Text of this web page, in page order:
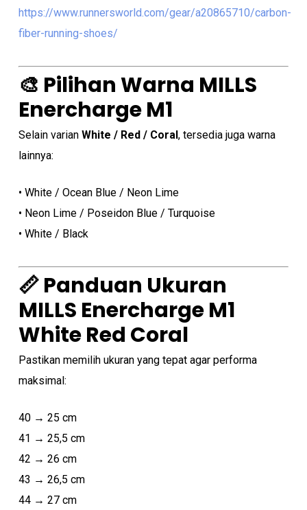
https://www.runnersworld.com/gear/a20865710/carbon-
fiber-running-shoes/
🎨 Pilihan Warna MILLS
Enercharge M1
Selain varian White / Red / Coral , tersedia juga warna
lainnya:
• White / Ocean Blue / Neon Lime
• Neon Lime / Poseidon Blue / Turquoise
• White / Black
📏 Panduan Ukuran
MILLS Enercharge M1
White Red Coral
Pastikan memilih ukuran yang tepat agar performa
maksimal:
40 → 25 cm
41 → 25,5 cm
42 → 26 cm
43 → 26,5 cm
44 → 27 cm